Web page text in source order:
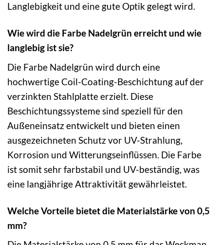
Langlebigkeit und eine gute Optik gelegt wird.
Wie wird die Farbe Nadelgrün erreicht und wie
langlebig ist sie?
Die Farbe Nadelgrün wird durch eine
hochwertige Coil-Coating-Beschichtung auf der
verzinkten Stahlplatte erzielt. Diese
Beschichtungssysteme sind speziell für den
Außeneinsatz entwickelt und bieten einen
ausgezeichneten Schutz vor UV-Strahlung,
Korrosion und Witterungseinflüssen. Die Farbe
ist somit sehr farbstabil und UV-beständig, was
eine langjährige Attraktivität gewährleistet.
Welche Vorteile bietet die Materialstärke von 0,5
mm?